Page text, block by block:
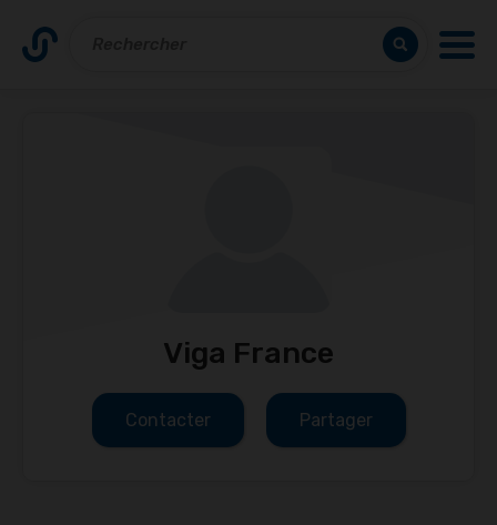
Viga France
Contacter Partager